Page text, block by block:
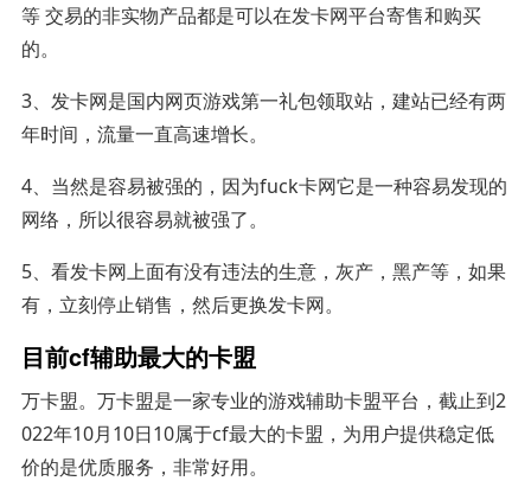
等 交易的非实物产品都是可以在发卡网平台寄售和购买
的。
3、发卡网是国内网页游戏第一礼包领取站，建站已经有两
年时间，流量一直高速增长。
4、当然是容易被强的，因为fuck卡网它是一种容易发现的
网络，所以很容易就被强了。
5、看发卡网上面有没有违法的生意，灰产，黑产等，如果
有，立刻停止销售，然后更换发卡网。
目前cf辅助最大的卡盟
万卡盟。万卡盟是一家专业的游戏辅助卡盟平台，截止到2
022年10月10日10属于cf最大的卡盟，为用户提供稳定低
价的是优质服务，非常好用。